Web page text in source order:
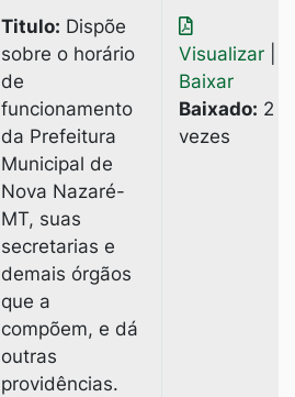
Titulo: Dispõe
sobre о horário
de
funcionamento
da Prefeitura
Municipal de
Nova Nazaré-
MT, suas
secretarias e
demais órgãos
que a
compõem, e dá
outras
providências.
Visualizar
Baixar
Baixado: 2
vezes